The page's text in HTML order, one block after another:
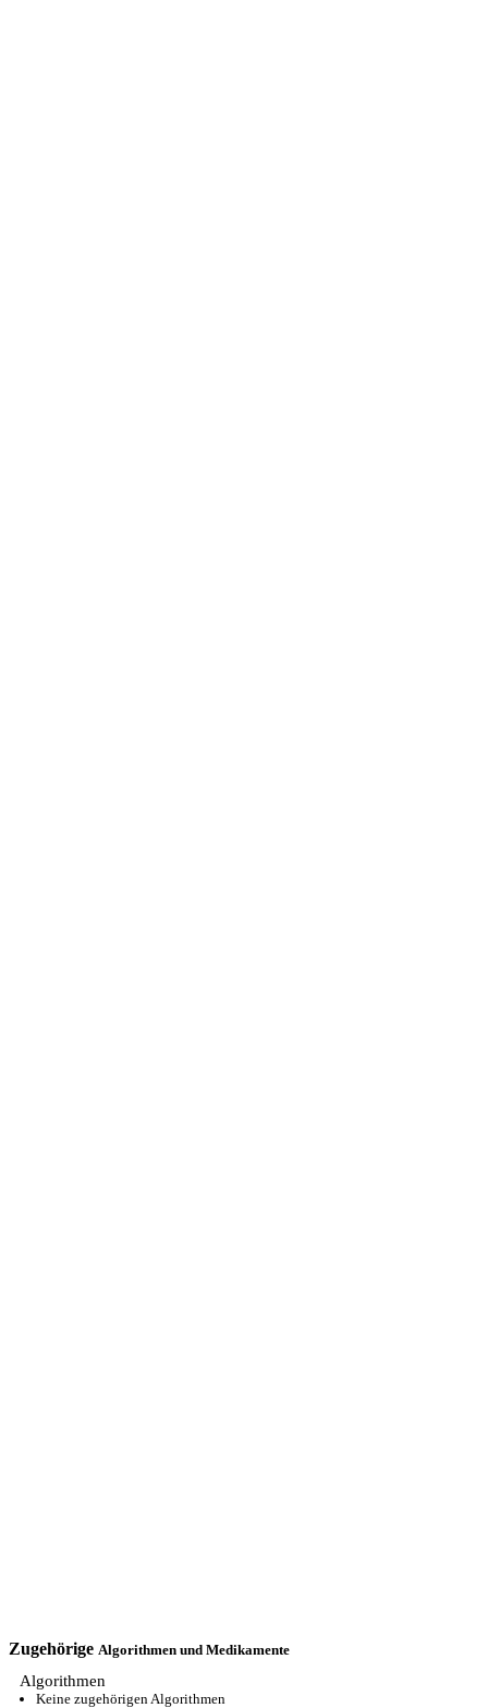
Zugehörige Algorithmen und Medikamente
Algorithmen
Keine zugehörigen Algorithmen